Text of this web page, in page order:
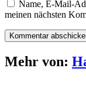
Name, E-Mail-
meinen nächsten
Mehr von: